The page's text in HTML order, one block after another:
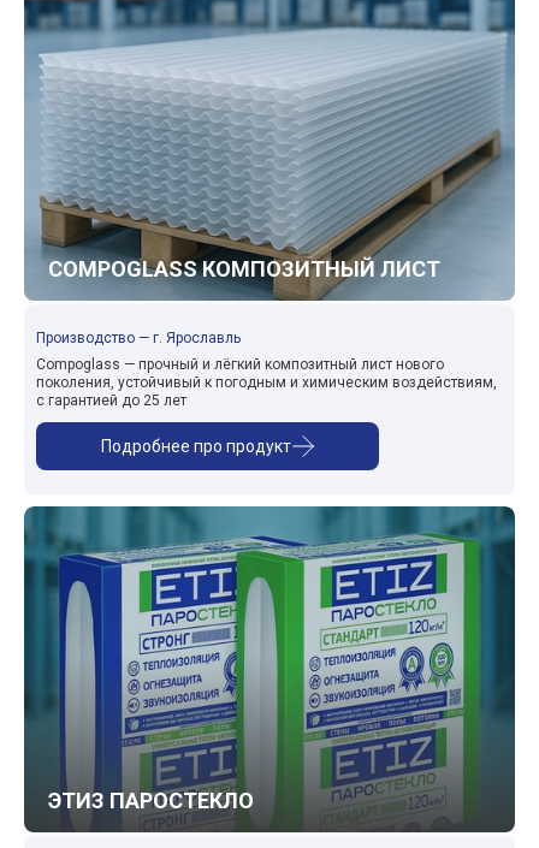
COMPOGLASS КОМПОЗИТНЫЙ ЛИСТ
Производство — г. Ярославль
Compoglass — прочный и лёгкий композитный лист нового
поколения, устойчивый к погодным и химическим воздействиям,
с гарантией до 25 лет
Подробнее про продукт
ЭТИЗ ПАРОСТЕКЛО